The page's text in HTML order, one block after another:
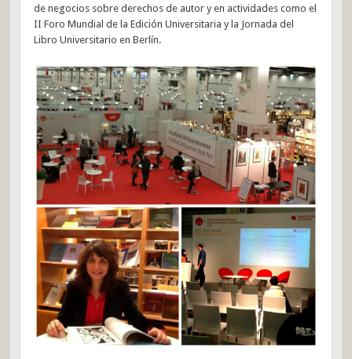
de negocios sobre derechos de autor y en actividades como el
II Foro Mundial de la Edición Universitaria y la Jornada del
Libro Universitario en Berlín.